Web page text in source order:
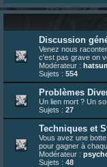
30 juil. 07:22¦hatsumomo:
Un futur indispensable :
26 juil. 22:09¦hatsumomo:
13 juil. 09:53¦hatsumomo:
bonjour les amis, je viens de
23 juin 10:36¦indy:une très
23 juin 07:30
hatsumomo
23 juin 07:26¦hatsumomo :
22 juin 12:27¦indy:Yo !
22 juin 08:49¦veja:Yo
Discussion
Venez nous
c'est pas grave on
Modérateur :
Sujets : 554
Problèmes
Un lien mort ? Un
Sujets : 27
Techniques et
Vous avez une
pour gagner à
Modérateur :
Sujets : 48